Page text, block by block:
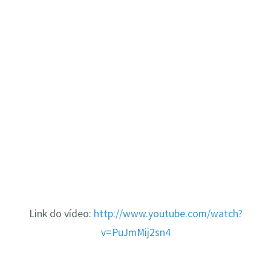
Link do vídeo: http://www.youtube.com/watch?
v=PuJmMij2sn4